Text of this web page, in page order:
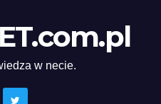
w necie.